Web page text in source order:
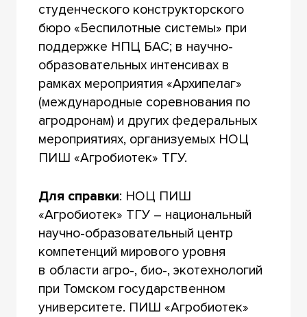
студенческого конструкторского
бюро «Беспилотные системы» при
поддержке НПЦ БАС; в научно-
образовательных интенсивах в
рамках мероприятия «Архипелаг»
(международные соревнования по
агродронам) и других федеральных
мероприятиях, организуемых НОЦ
ПИШ «Агробиотек» ТГУ.
Для справки: НОЦ ПИШ
«Агробиотек» ТГУ – национальный
научно-образовательный центр
компетенций мирового уровня
в области агро-, био-, экотехнологий
при Томском государственном
университете. ПИШ «Агробиотек»